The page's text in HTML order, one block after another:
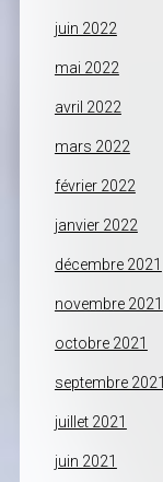
juin 2022
mai 2022
avril 2022
mars 2022
février 2022
janvier 2022
décembre 2021
novembre 2021
octobre 2021
septembre 2021
juillet 2021
juin 2021